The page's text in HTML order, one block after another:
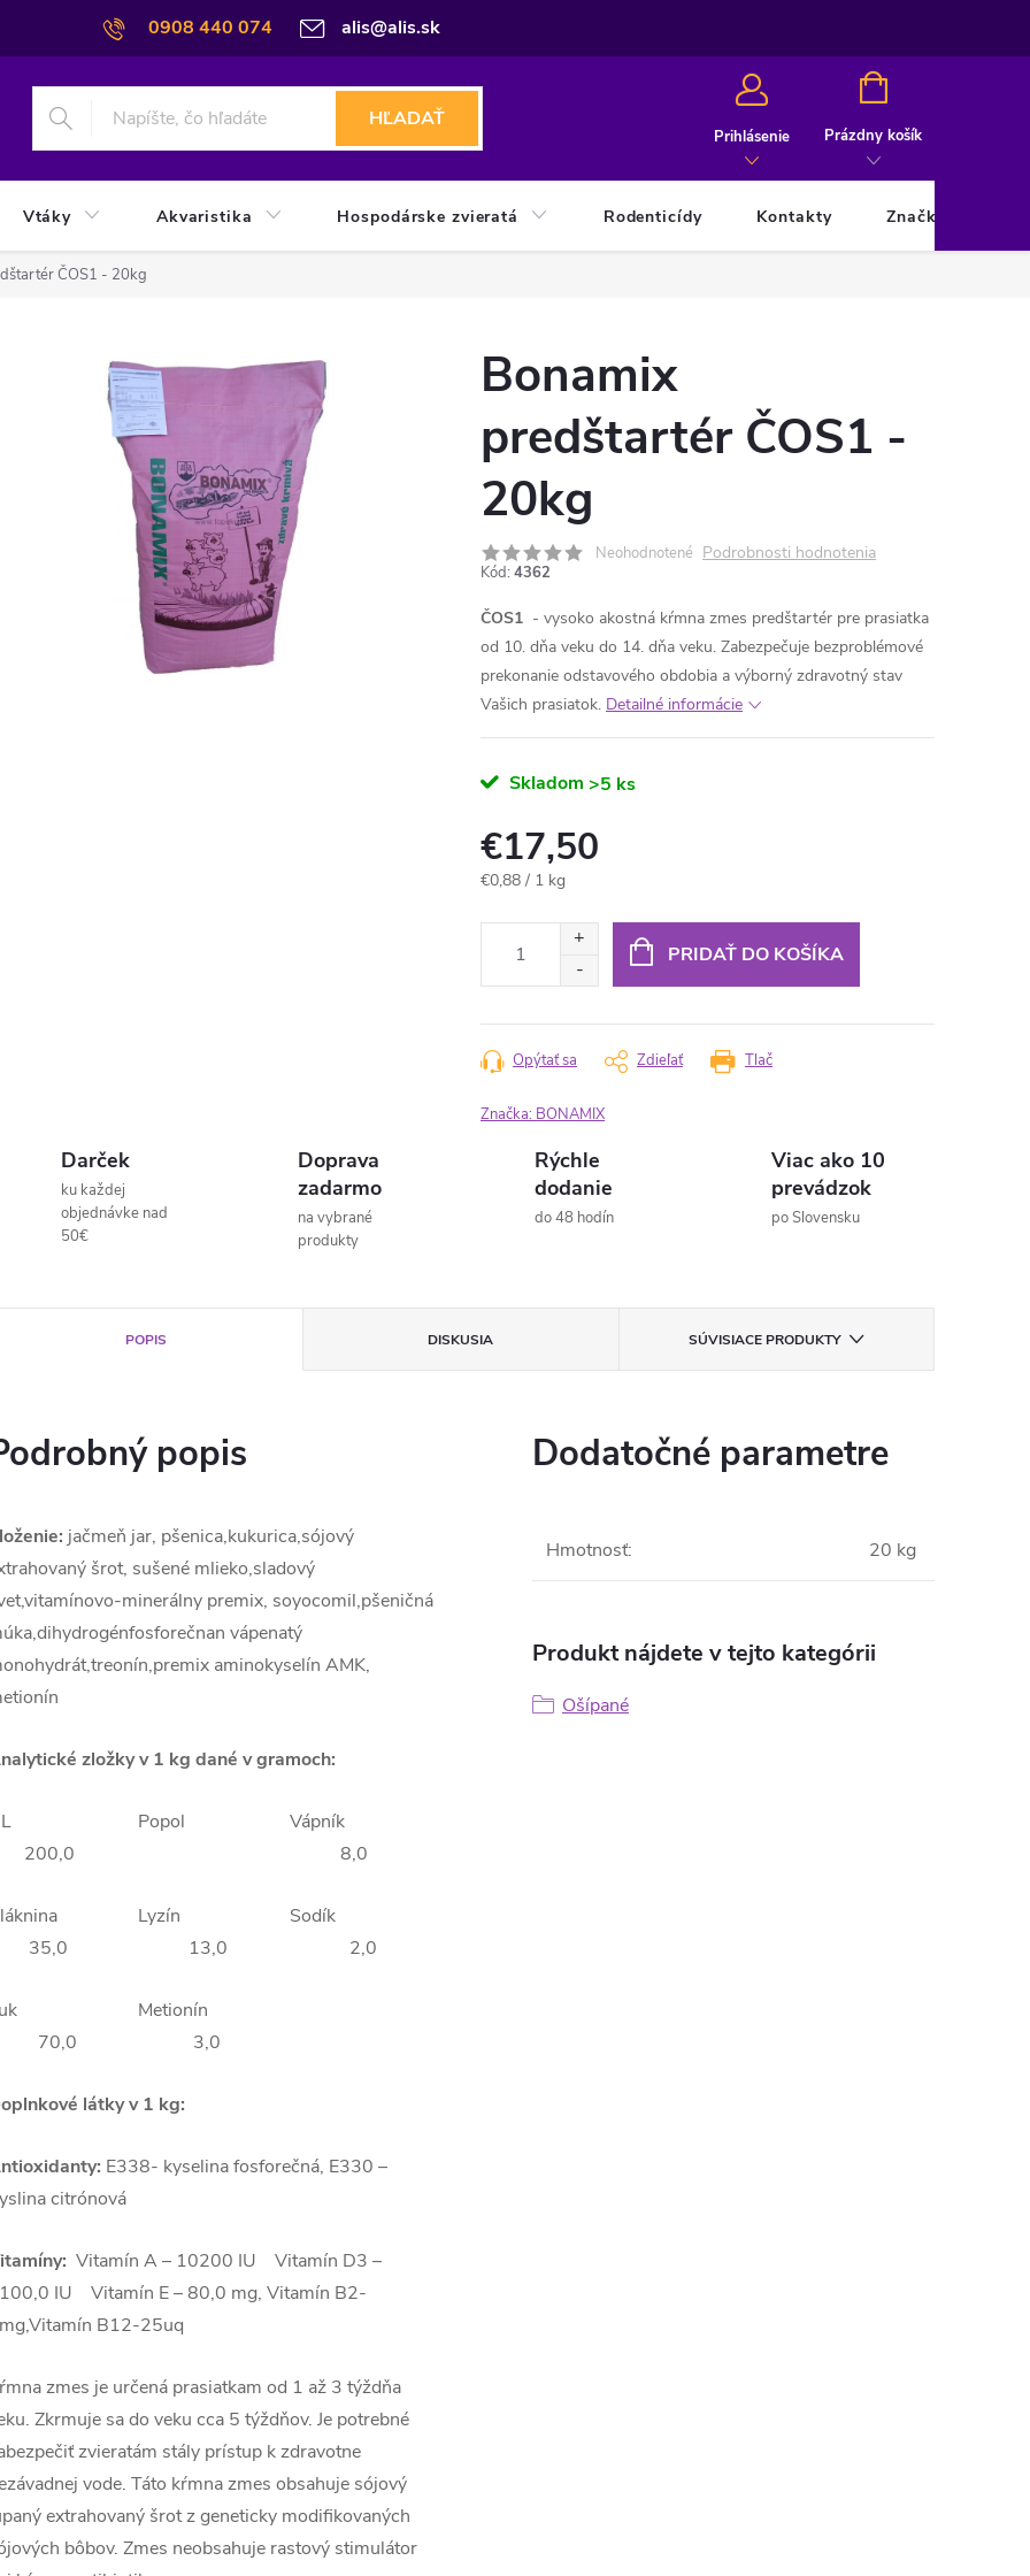
0908 440 074 alis@alis.sk
HĽADAŤ
Prihlásenie
NÁKUPNÝ
Prázdny košík
Vtáky Akvaristika Hospodárske zvieratá Rodenticídy Kontakty Značky
ČOS1 - 20kg
Bonamix
predštartér ČOS1 -
20kg
Neohodnotené Podrobnosti hodnotenia
Kód: 4362
ČOS1 - vysoko akostná kŕmna zmes predštartér pre prasiatka
od 10. dňa veku do 14. dňa veku. Zabezpečuje bezproblémové
prekonanie odstavového obdobia a výborný zdravotný stav
Vašich prasiatok. Detailné informácie
Skladom >5 ks
€17,50
Jednotková
€0,88 / 1 kg
PRIDAŤ DO KOŠÍKA
Tlač
Opýtať sa Zdieľať
Značka: BONAMIX
Darček
ku každej
objednávke nad
50€
Doprava
zadarmo
na vybrané
produkty
Rýchle
dodanie
do 48 hodín
Viac ako 10
prevádzok
po Slovensku
POPIS DISKUSIA SÚVISIACE PRODUKTY
popis
jačmeň jar, pšenica,kukurica,sójový
šrot, sušené mlieko,sladový
minerálny premix, soyocomil,pšeničná
vápenatý
aminokyselín AMK,
zložky v 1 kg dané v gramoch:
200,0
Popol
Vápník
8,0
35,0
Lyzín
13,0
Sodík
2,0
70,0
Metionín
3,0
látky v 1 kg:
E338- kyselina fosforečná, E330 –
citrónová
Vitamín A – 10200 IU Vitamín D3 –
IU Vitamín E – 80,0 mg, Vitamín B2-
B12-25uq
zmes je určená prasiatkam od 1 až 3 týždňa
Zkrmuje sa do veku cca 5 týždňov. Je potrebné
zvieratám stály prístup k zdravotne
vode. Táto kŕmna zmes obsahuje sójový
extrahovaný šrot z geneticky modifikovaných
bôbov. Zmes neobsahuje rastový stimulátor
Dodatočné parametre
Hmotnosť: 20 kg
Produkt nájdete v tejto kategórii
Ošípané